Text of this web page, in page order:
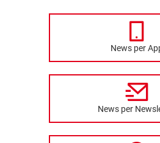
News per
News per